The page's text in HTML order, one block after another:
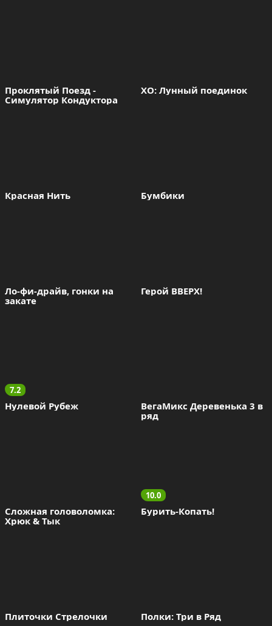
Проклятый Поезд -
Симулятор Кондуктора
ХО: Лунный поединок
Красная Нить Бумбики
Ло-фи-драйв, гонки на
закате
Герой ВВЕРХ!
7.2
Нулевой Рубеж
ВегаМикс Деревенька 3 в
ряд
Сложная головоломка:
Хрюк & Тык
10.0
Бурить-Копать!
Плиточки Стрелочки Полки: Три в Ряд